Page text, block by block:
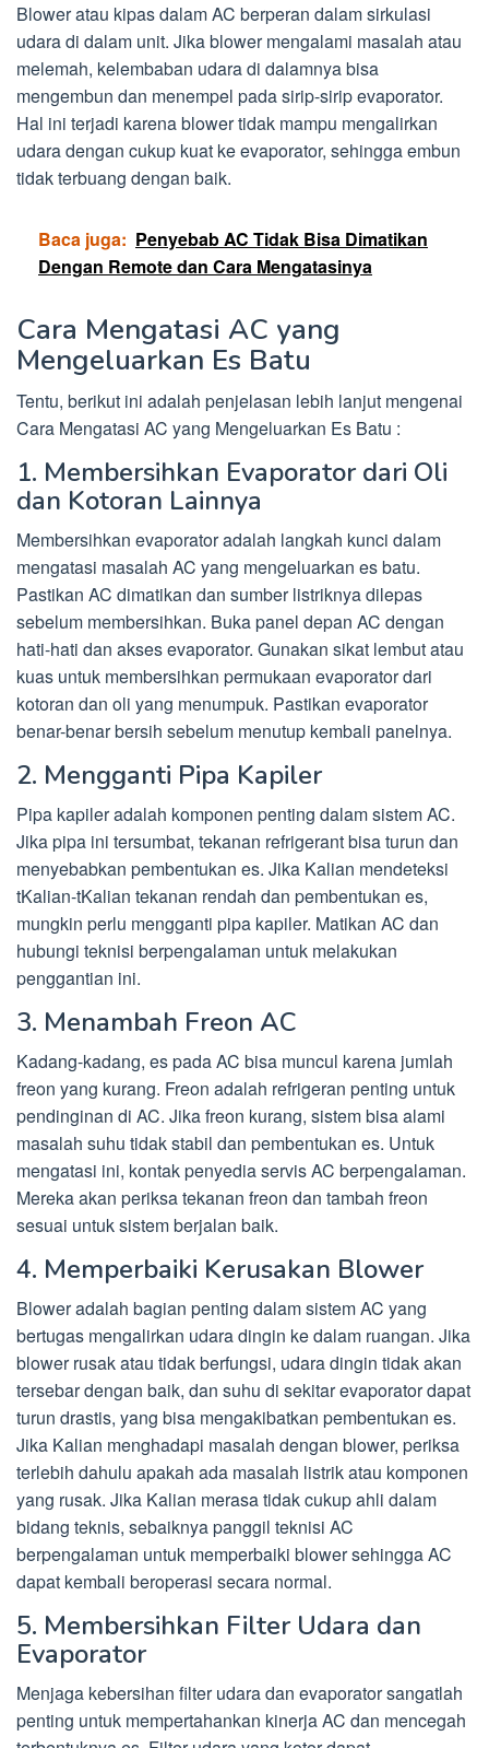
Blower atau kipas dalam AC berperan dalam sirkulasi
udara di dalam unit. Jika blower mengalami masalah atau
melemah, kelembaban udara di dalamnya bisa
mengembun dan menempel pada sirip-sirip evaporator.
Hal ini terjadi karena blower tidak mampu mengalirkan
udara dengan cukup kuat ke evaporator, sehingga embun
tidak terbuang dengan baik.
Baca juga: Penyebab AC Tidak Bisa Dimatikan
Dengan Remote dan Cara Mengatasinya
Cara Mengatasi AC yang
Mengeluarkan Es Batu
Tentu, berikut ini adalah penjelasan lebih lanjut mengenai
Cara Mengatasi AC yang Mengeluarkan Es Batu :
1. Membersihkan Evaporator dari Oli
dan Kotoran Lainnya
Membersihkan evaporator adalah langkah kunci dalam
mengatasi masalah AC yang mengeluarkan es batu.
Pastikan AC dimatikan dan sumber listriknya dilepas
sebelum membersihkan. Buka panel depan AC dengan
hati-hati dan akses evaporator. Gunakan sikat lembut atau
kuas untuk membersihkan permukaan evaporator dari
kotoran dan oli yang menumpuk. Pastikan evaporator
benar-benar bersih sebelum menutup kembali panelnya.
2. Mengganti Pipa Kapiler
Pipa kapiler adalah komponen penting dalam sistem AC.
Jika pipa ini tersumbat, tekanan refrigerant bisa turun dan
menyebabkan pembentukan es. Jika Kalian mendeteksi
tKalian-tKalian tekanan rendah dan pembentukan es,
mungkin perlu mengganti pipa kapiler. Matikan AC dan
hubungi teknisi berpengalaman untuk melakukan
penggantian ini.
3. Menambah Freon AC
Kadang-kadang, es pada AC bisa muncul karena jumlah
freon yang kurang. Freon adalah refrigeran penting untuk
pendinginan di AC. Jika freon kurang, sistem bisa alami
masalah suhu tidak stabil dan pembentukan es. Untuk
mengatasi ini, kontak penyedia servis AC berpengalaman.
Mereka akan periksa tekanan freon dan tambah freon
sesuai untuk sistem berjalan baik.
4. Memperbaiki Kerusakan Blower
Blower adalah bagian penting dalam sistem AC yang
bertugas mengalirkan udara dingin ke dalam ruangan. Jika
blower rusak atau tidak berfungsi, udara dingin tidak akan
tersebar dengan baik, dan suhu di sekitar evaporator dapat
turun drastis, yang bisa mengakibatkan pembentukan es.
Jika Kalian menghadapi masalah dengan blower, periksa
terlebih dahulu apakah ada masalah listrik atau komponen
yang rusak. Jika Kalian merasa tidak cukup ahli dalam
bidang teknis, sebaiknya panggil teknisi AC
berpengalaman untuk memperbaiki blower sehingga AC
dapat kembali beroperasi secara normal.
5. Membersihkan Filter Udara dan
Evaporator
Menjaga kebersihan filter udara dan evaporator sangatlah
penting untuk mempertahankan kinerja AC dan mencegah